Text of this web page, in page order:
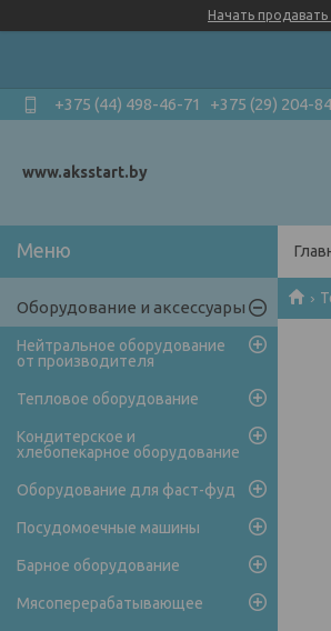
Начать продавать
+375 (44) 498-46-71 +375 (29) 204-
www.aksstart.by
Оборудование и аксессуары
Нейтральное оборудование
от производителя
Тепловое оборудование
Кондитерское и
хлебопекарное оборудование
Оборудование для фаст-фуд
Посудомоечные машины
Барное оборудование
Мясоперерабатывающее